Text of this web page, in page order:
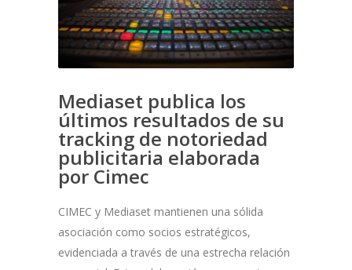
Mediaset publica los
últimos resultados de su
tracking de notoriedad
publicitaria elaborada
por Cimec
CIMEC y Mediaset mantienen una sólida
asociación como socios estratégicos,
evidenciada a través de una estrecha relación